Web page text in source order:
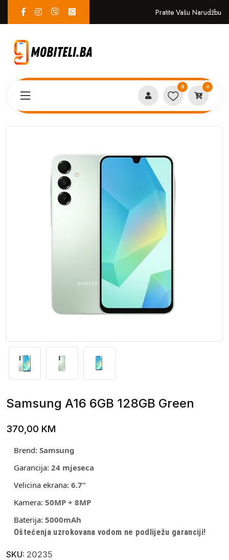
Pratite Vašu Narudžbu
0 0
Samsung A16 6GB 128GB Green
Samsung A16 6GB 128GB Green
370,00 KM
Brend: Samsung
Garancija: 24 mjeseca
Velicina ekrana: 6.7”
Kamera: 50MP + 8MP
Baterija: 5000mAh
Oštećenja uzrokovana vodom ne podliježu garanciji!
SKU: 20235